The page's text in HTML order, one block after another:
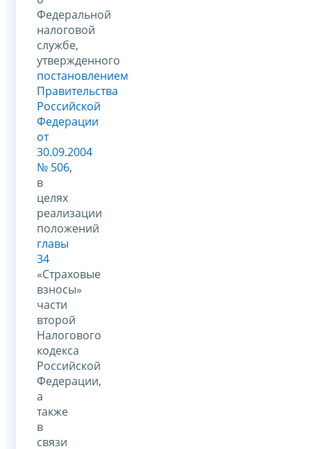
Федеральной
налоговой
службе,
утвержденного
постановлением
Правительства
Российской
Федерации
от
30.09.2004
№ 506,
в
целях
реализации
положений
главы
34
«Страховые
взносы»
части
второй
Налогового
кодекса
Российской
Федерации,
а
также
в
связи